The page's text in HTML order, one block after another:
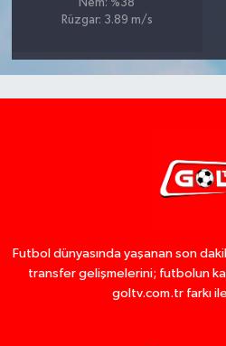
Nem: %38
Rüzgar: 3.89 m/s
Futbol dünyasında yaşanan son
transfer gelişmelerini; futbolun
goltv.com.tr farkı